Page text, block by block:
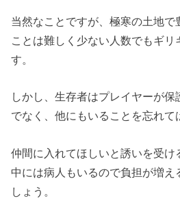
当然なことですが、極寒の土地で
ことは難しく少ない人数でもギリ
す。
しかし、生存者はプレイヤーが
でなく、他にもいることを忘れて
仲間に入れてほしいと誘いを受け
中には病人もいるので負担が増え
しょう。